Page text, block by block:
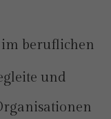
beruflichen
und